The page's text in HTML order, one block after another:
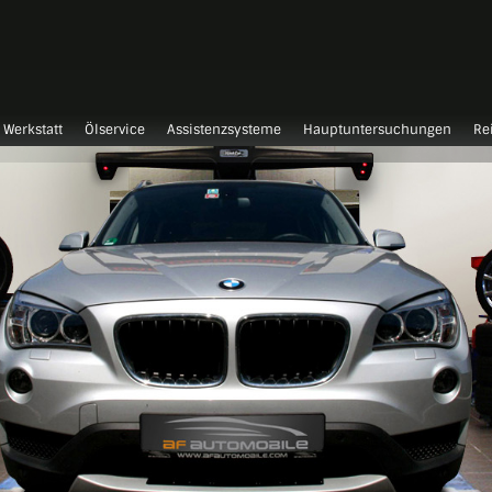
Werkstatt Ölservice Assistenzsysteme Hauptuntersuchungen